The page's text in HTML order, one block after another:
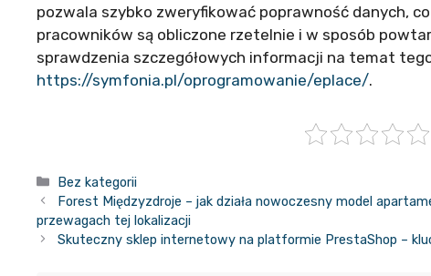
pozwala szybko zweryfikować poprawność danych,
pracowników są obliczone rzetelnie i w sposób
sprawdzenia szczegółowych informacji na temat
https://symfonia.pl/oprogramowanie/eplace/.
Kategorie
Bez kategorii
Forest Międzyzdroje – jak działa nowoczesny model
przewagach tej lokalizacji
Skuteczny sklep internetowy na platformie PrestaShop –